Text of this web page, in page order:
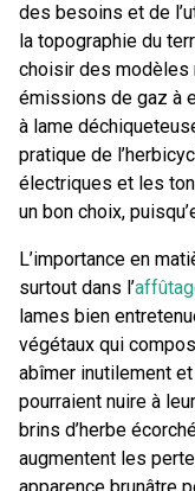
des besoins et de
la topographie du
choisir des modèles
émissions de gaz à
à lame
pratique de
électriques et les
un bon choix,
L’importance en
surtout dans l’
lames bien
végétaux qui
abîmer inutilement
pourraient nuire à
brins d’herbe
augmentent les